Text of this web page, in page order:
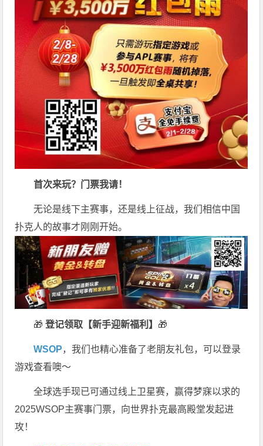
首次来玩？门票我请！
无论是线下主赛事，还是线上征战，我们相信中国
扑克人的故事才刚刚开始。
🎁 登记领取【新手迎新福利】 🎁
WSOP，我们也精心准备了老朋友礼包，可以登录
游戏查看噢～
全球选手现已可通过线上卫星赛，赢得梦寐以求的
2025WSOP主赛事门票，向世界扑克最高殿堂发起进
攻！